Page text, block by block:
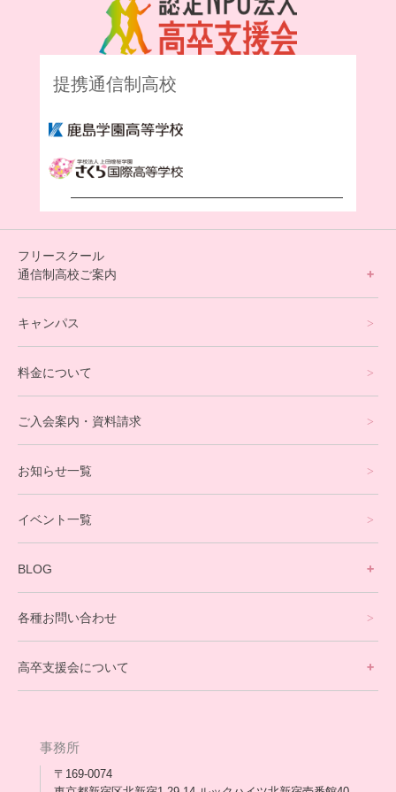
提携通信制高校
フリースクール
通信制高校ご案内
オンラインコース
eスポーツコース
就労支援コース
英会話・海外留学コース
寮生活サポート
卒業生の今
アウトリーチ支援
[家庭訪問カウンセリング]
キャンパス
料金について
ご入会案内・資料請求
お知らせ一覧
イベント一覧
BLOG
保護者交流だより一覧
会長コラム一覧
各種お問い合わせ
高卒支援会について
メディア出演
事務所
〒169-0074